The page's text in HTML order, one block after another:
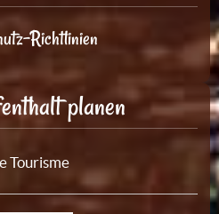
Richtlinien
planen
Tourisme